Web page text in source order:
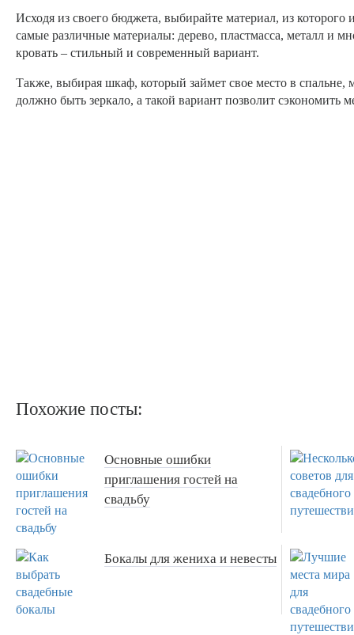
Исходя из своего бюджета, выбирайте материал, из
самые различные материалы: дерево, пластмасса, металл и
кровать – стильный и современный вариант.
Также, выбирая шкаф, который займет свое место в
должно быть зеркало, а такой вариант позволит
Похожие посты:
Основные ошибки
приглашения гостей на
свадьбу
Бокалы для жениха и невесты